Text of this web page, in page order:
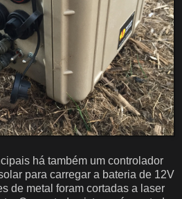
há também um controlador
para carregar a bateria de 12V
de metal foram cortadas a laser